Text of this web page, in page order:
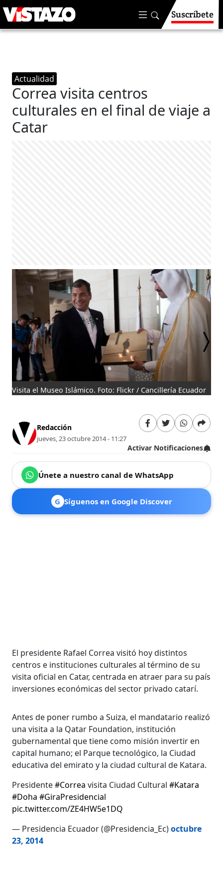
Suscríbete
Actualidad
Correa visita centros
culturales en el final de viaje a
Catar
Visita el Museo Islámico. Foto: Flickr / Cancillería Ecuador
Redacción
jueves, 23 octubre 2014 - 11:27
Activar Notificaciones
Únete a nuestro canal de WhatsApp
G Síguenos en Google Discover
El presidente Rafael Correa visitó hoy distintos
centros e instituciones culturales al término de su
visita oficial en Catar, centrada en atraer para su país
inversiones económicas del sector privado catarí.
Antes de poner rumbo a Suiza, el mandatario realizó
una visita a la Qatar Foundation, institución
gubernamental que tiene como misión invertir en
capital humano; el Parque tecnológico, la Ciudad
educativa del emirato y la ciudad cultural de Katara.
Presidente#Correa visita Ciudad Cultural#Katara
#Doha #GiraPresidencial
pic.twitter.com/ZE4HW5e1DQ
— Presidencia Ecuador (@Presidencia_Ec)octubre
23, 2014